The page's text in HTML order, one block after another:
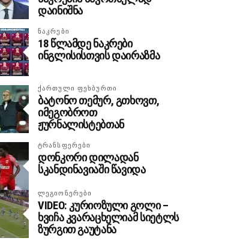
დაინიშნა
ᲜᲐᲙᲠᲔᲑᲘ
18 წლამდე ნაკრები
ინგლისისთვის დაირაზმა
ᲥᲐᲠᲗᲣᲚᲘ ᲤᲔᲮᲑᲣᲠᲗᲘ
ბატონო თემურ, გთხოვთ,
იმეგობროთ
ჟურნალისტებთან
ᲢᲠᲐᲜᲡᲤᲔᲠᲔᲑᲘ
დონკორი დილადან
სკანდინავიაში წავიდა
ᲚᲔᲒᲘᲝᲜᲔᲠᲔᲑᲘ
VIDEO: კურიოზული გოლი –
ხვიჩა კვარაცხელიამ სიეტლს
ზურგით გაუტანა